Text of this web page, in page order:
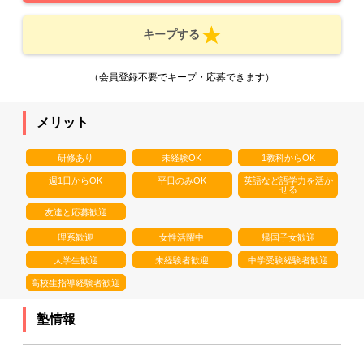
キープする
（会員登録不要でキープ・応募できます）
メリット
研修あり 未経験OK 1教科からOK
週1日からOK 平日のみOK
英語など語学力を活か
せる
友達と応募歓迎
理系歓迎 女性活躍中 帰国子女歓迎
大学生歓迎 未経験者歓迎 中学受験経験者歓迎
高校生指導経験者歓迎
塾情報